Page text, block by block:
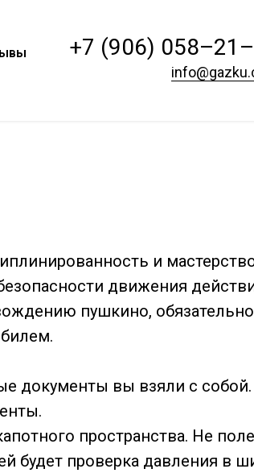
+7 (906)
и
движения
пушкино,
документы вы взяли с
пространства. Не
будет проверка давления в